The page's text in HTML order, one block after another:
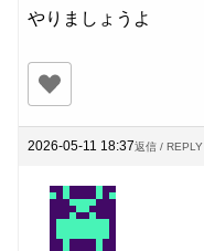
やりましょうよ
2026-05-11 18:37返信 / REPLY